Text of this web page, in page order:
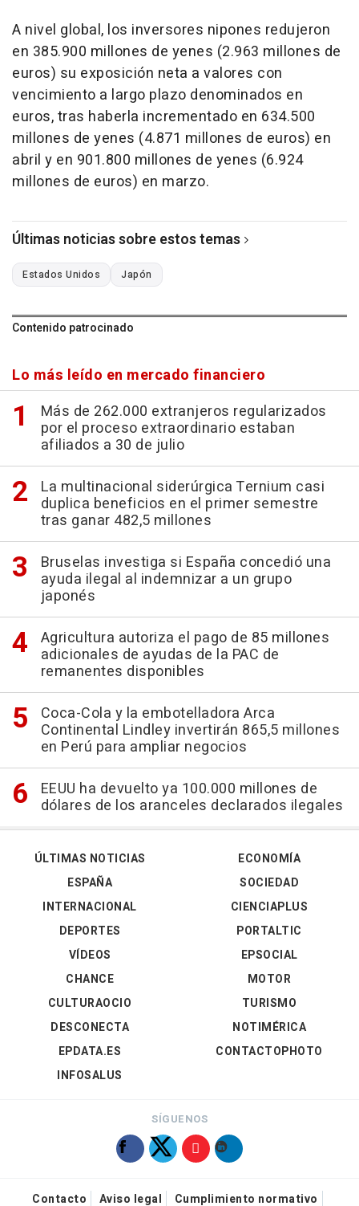
A nivel global, los inversores nipones redujeron
en 385.900 millones de yenes (2.963 millones de
euros) su exposición neta a valores con
vencimiento a largo plazo denominados en
euros, tras haberla incrementado en 634.500
millones de yenes (4.871 millones de euros) en
abril y en 901.800 millones de yenes (6.924
millones de euros) en marzo.
Últimas noticias sobre estos temas
Estados Unidos Japón
Contenido patrocinado
Lo más leído en mercado financiero
Más de 262.000 extranjeros regularizados
por el proceso extraordinario estaban
afiliados a 30 de julio
La multinacional siderúrgica Ternium casi
duplica beneficios en el primer semestre
tras ganar 482,5 millones
Bruselas investiga si España concedió una
ayuda ilegal al indemnizar a un grupo
japonés
Agricultura autoriza el pago de 85 millones
adicionales de ayudas de la PAC de
remanentes disponibles
Coca-Cola y la embotelladora Arca
Continental Lindley invertirán 865,5 millones
en Perú para ampliar negocios
EEUU ha devuelto ya 100.000 millones de
dólares de los aranceles declarados ilegales
ÚLTIMAS NOTICIAS
ESPAÑA
INTERNACIONAL
DEPORTES
VÍDEOS
ECONOMÍA
SOCIEDAD
CIENCIAPLUS
PORTALTIC
EPSOCIAL
CHANCE
CULTURAOCIO
DESCONECTA
EPDATA.ES
INFOSALUS
MOTOR
TURISMO
NOTIMÉRICA
CONTACTOPHOTO
SÍGUENOS
Contacto Aviso legal Cumplimiento normativo